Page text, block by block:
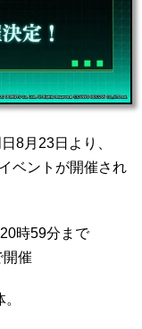
8月23日より、
ベントが開催され
時59分まで
催